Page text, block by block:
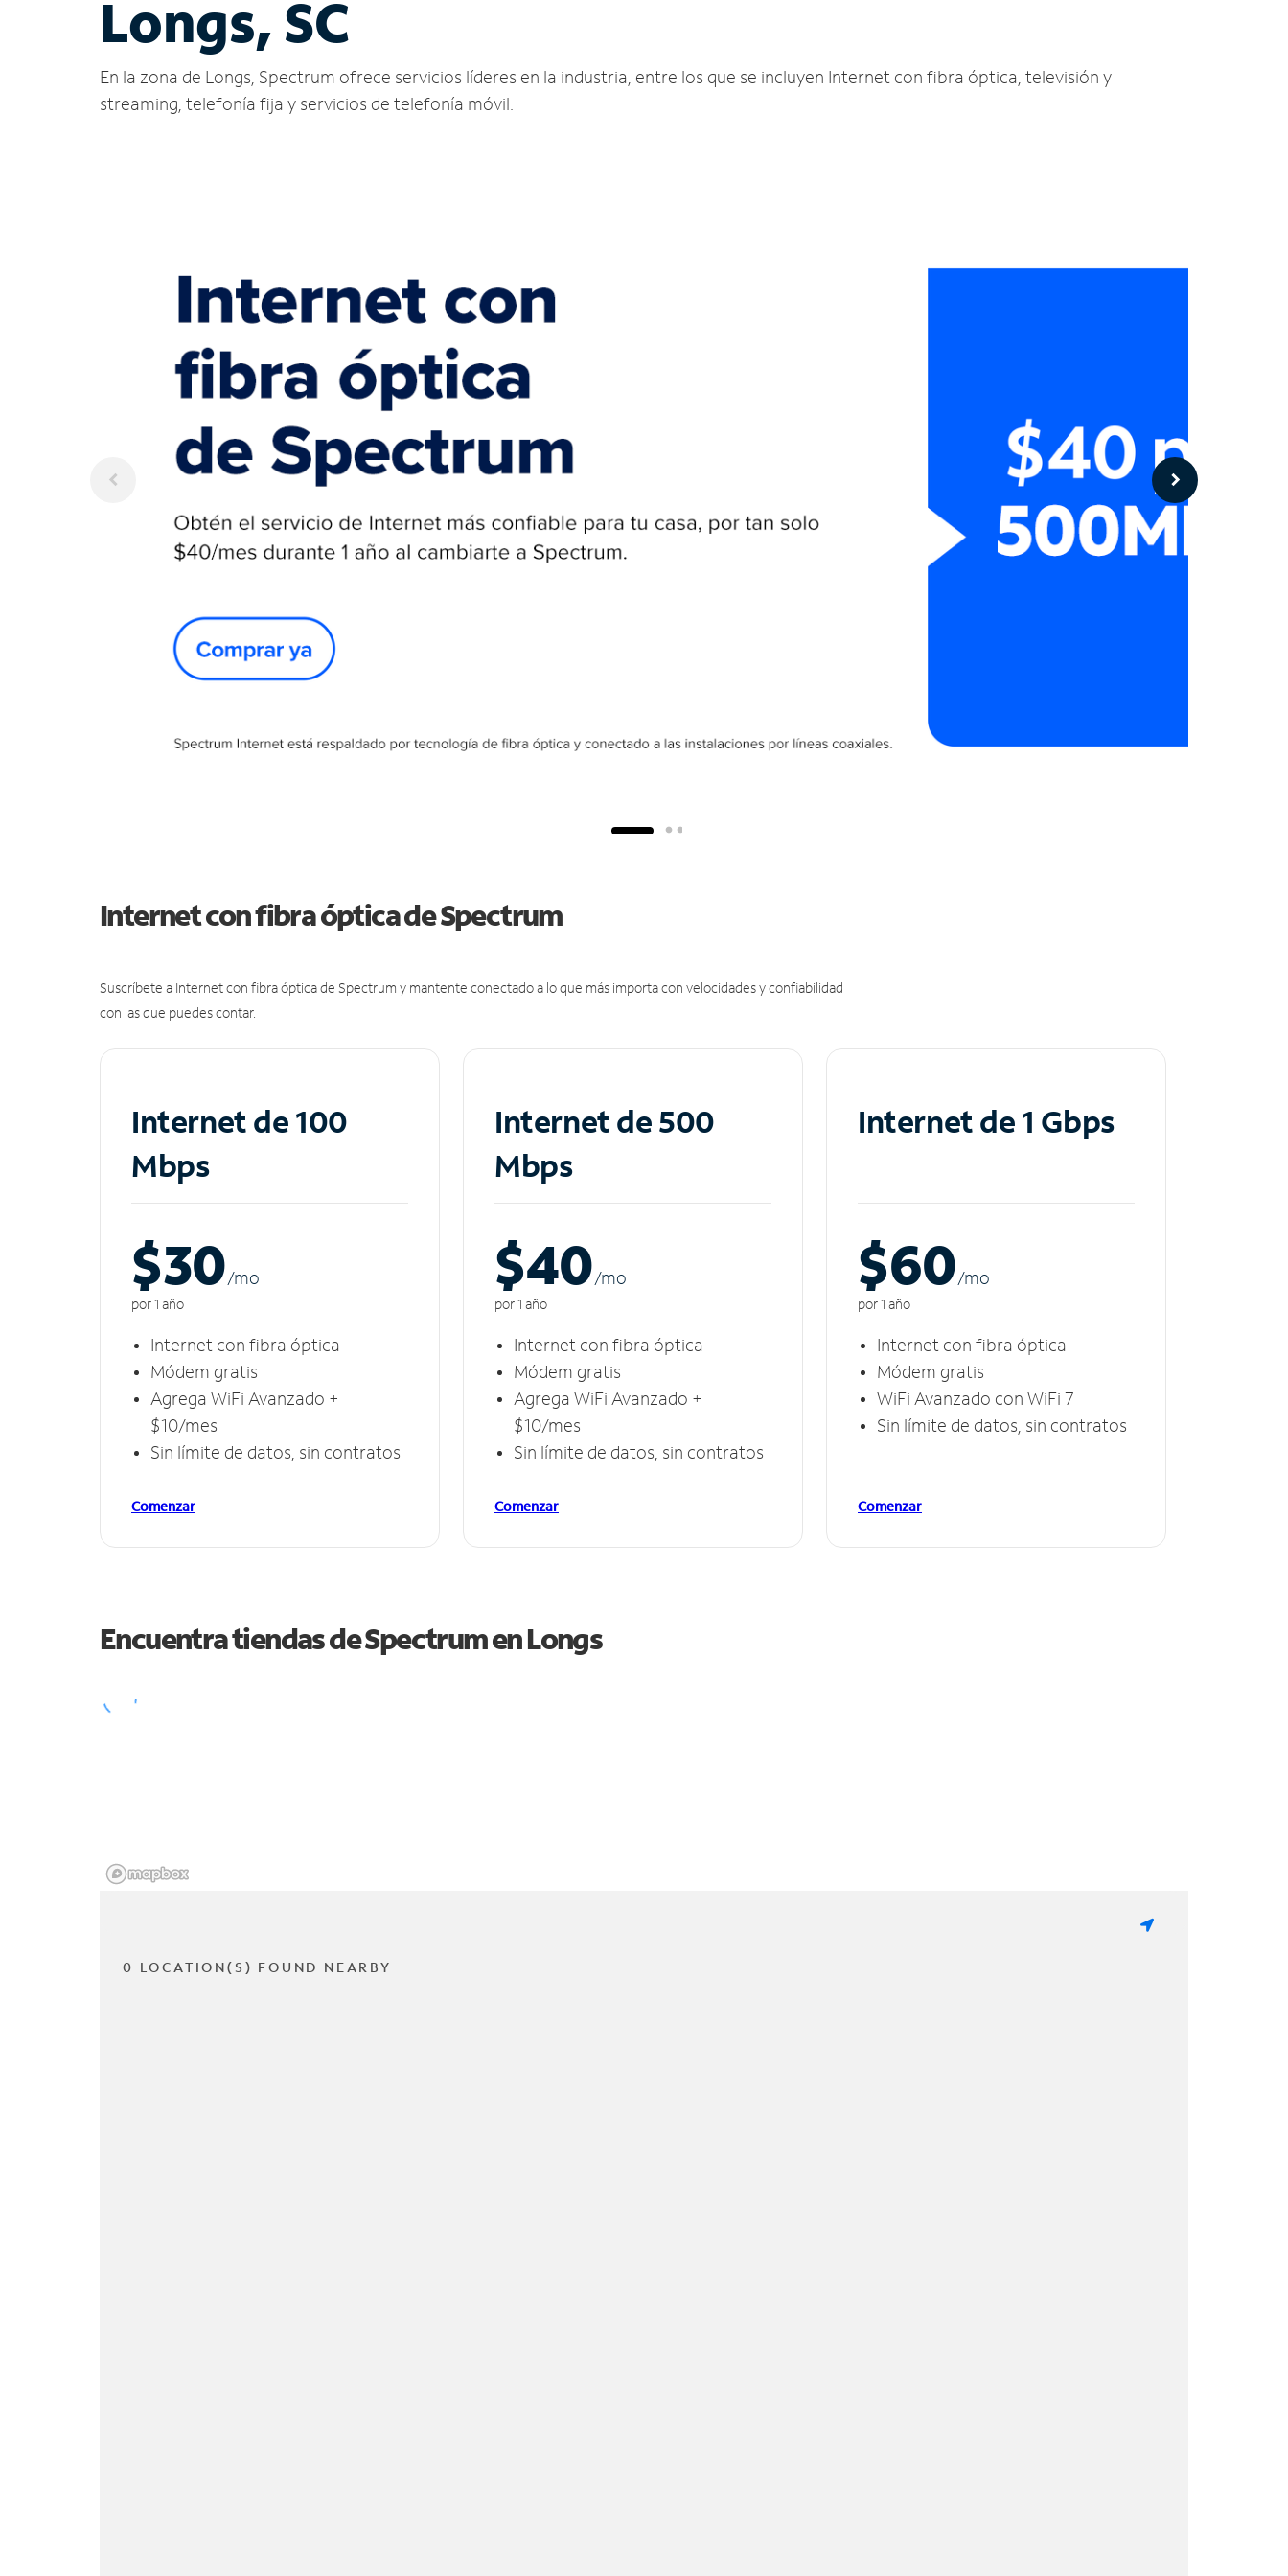
Longs, SC
En la zona de Longs, Spectrum ofrece servicios líderes en la industria, entre los que se incluyen Internet con fibra óptica, televisión y
streaming, telefonía fija y servicios de telefonía móvil.
Internet con fibra óptica de Spectrum
Suscríbete a Internet con fibra óptica de Spectrum y mantente conectado a lo que más importa con velocidades y confiabilidad
con las que puedes contar.
Internet de 100
Mbps
$30/mo
por 1 año
Internet con fibra óptica
Módem gratis
Agrega WiFi Avanzado +
$10/mes
Sin límite de datos, sin contratos
Comenzar
Internet de 500
Mbps
$40/mo
por 1 año
Internet con fibra óptica
Módem gratis
Agrega WiFi Avanzado +
$10/mes
Sin límite de datos, sin contratos
Comenzar
Internet de 1 Gbps
$60/mo
por 1 año
Internet con fibra óptica
Módem gratis
WiFi Avanzado con WiFi 7
Sin límite de datos, sin contratos
Comenzar
Encuentra tiendas de Spectrum enLongs
0 LOCATION(S) FOUND NEARBY